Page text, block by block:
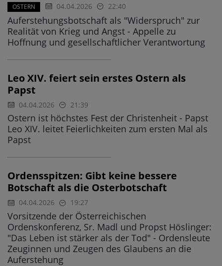
OSTERN 04.04.2026 22:40
Auferstehungsbotschaft als "Widerspruch" zur
Realität von Krieg und Angst - Appelle zu
Hoffnung und gesellschaftlicher Verantwortung
Leo XIV. feiert sein erstes Ostern als
Papst
04.04.2026 21:39
Ostern ist höchstes Fest der Christenheit - Papst
Leo XIV. leitet Feierlichkeiten zum ersten Mal als
Papst
Ordensspitzen: Gibt keine bessere
Botschaft als die Osterbotschaft
04.04.2026 19:27
Vorsitzende der Österreichischen
Ordenskonferenz, Sr. Madl und Propst Höslinger:
"Das Leben ist stärker als der Tod" - Ordensleute
Zeuginnen und Zeugen des Glaubens an die
Auferstehung